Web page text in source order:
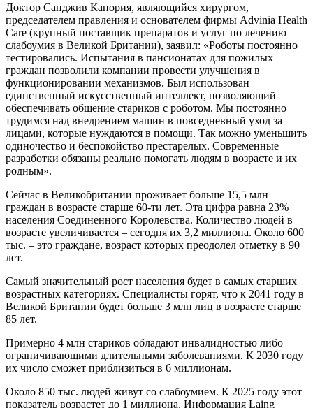
Доктор Санджив Канория, являющийся хирургом,
председателем правления и основателем фирмы Advinia Health
Care (крупный поставщик препаратов и услуг по лечению
слабоумия в Великой Британии), заявил: «Роботы постоянно
тестировались. Испытания в пансионатах для пожилых
граждан позволили компании провести улучшения в
функционировании механизмов. Был использован
единственный искусственный интеллект, позволяющий
обеспечивать общение стариков с роботом. Мы постоянно
трудимся над внедрением машин в повседневный уход за
лицами, которые нуждаются в помощи. Так можно уменьшить
одиночество и беспокойство престарелых. Современные
разработки обязаны реально помогать людям в возрасте и их
родным».
Сейчас в Великобритании проживает больше 15,5 млн
граждан в возрасте старше 60-ти лет. Эта цифра равна 23%
населения Соединенного Королевства. Количество людей в
возрасте увеличивается – сегодня их 3,2 миллиона. Около 600
тыс. – это граждане, возраст которых преодолел отметку в 90
лет.
Самый значительный рост населения будет в самых старших
возрастных категориях. Специалисты горят, что к 2041 году в
Великой Британии будет больше 3 млн лиц в возрасте старше
85 лет.
Примерно 4 млн стариков обладают инвалидностью либо
ограничивающими длительными заболеваниями. К 2030 году
их число сможет приблизиться в 6 миллионам.
Около 850 тыс. людей живут со слабоумием. К 2025 году этот
показатель возрастет до 1 миллиона. Информация Laing